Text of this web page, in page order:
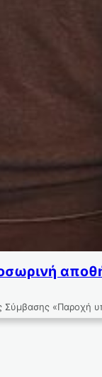
«Παροχή